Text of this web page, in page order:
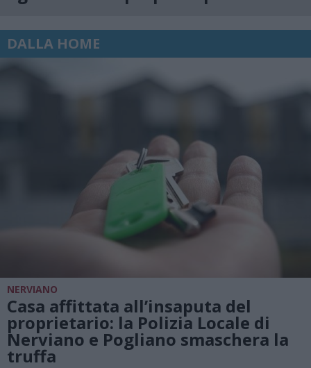
DALLA HOME
NERVIANO
Casa affittata all’insaputa del
proprietario: la Polizia Locale di
Nerviano e Pogliano smaschera la
truffa